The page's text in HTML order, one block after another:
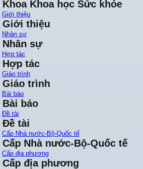
Khoa Khoa học Sức khỏe
Giới thiệu
Giới thiệu
Nhân sự
Nhân sự
Hợp tác
Hợp tác
Giáo trình
Giáo trình
Bài báo
Bài báo
Đề tài
Đề tài
Cấp Nhà nước-Bộ-Quốc tế
Cấp Nhà nước-Bộ-Quốc tế
Cấp địa phương
Cấp địa phương